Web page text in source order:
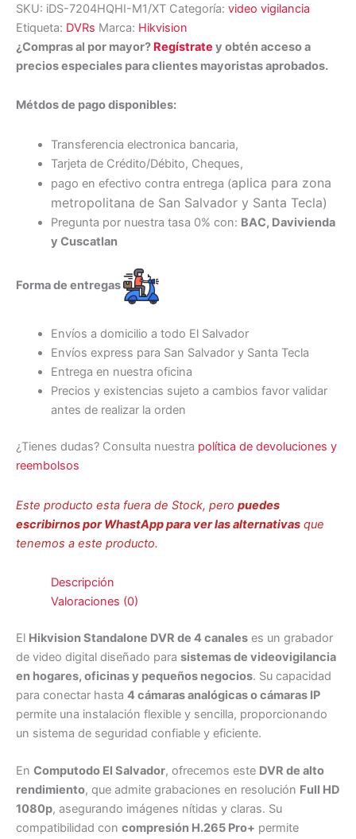
SKU: iDS-7204HQHI-M1/XT Categoría: video vigilancia
Etiqueta: DVRs Marca: Hikvision
¿Compras al por mayor? Regístrate y obtén acceso a
precios especiales para clientes mayoristas aprobados.
Métdos de pago disponibles:
Transferencia electronica bancaria,
Tarjeta de Crédito/Débito, Cheques,
pago en efectivo contra entrega (aplica para zona
metropolitana de San Salvador y Santa Tecla)
Pregunta por nuestra tasa 0% con: BAC, Davivienda
y Cuscatlan
Forma de entregas
Envíos a domicilio a todo El Salvador
Envíos express para San Salvador y Santa Tecla
Entrega en nuestra oficina
Precios y existencias sujeto a cambios favor validar
antes de realizar la orden
¿Tienes dudas? Consulta nuestra política de devoluciones y
reembolsos
Este producto esta fuera de Stock, pero puedes
escribirnos por WhastApp para ver las alternativas que
tenemos a este producto.
Descripción
Valoraciones (0)
El Hikvision Standalone DVR de 4 canales es un grabador
de video digital diseñado para sistemas de videovigilancia
en hogares, oficinas y pequeños negocios. Su capacidad
para conectar hasta 4 cámaras analógicas o cámaras IP
permite una instalación flexible y sencilla, proporcionando
un sistema de seguridad confiable y eficiente.
En Computodo El Salvador, ofrecemos este DVR de alto
rendimiento, que admite grabaciones en resolución Full HD
1080p, asegurando imágenes nítidas y claras. Su
compatibilidad con compresión H.265 Pro+ permite